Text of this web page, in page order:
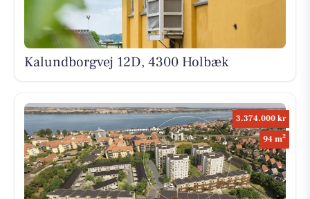
Kalundborgvej 12D, 4300 Holbæk
3.374.000 kr
94 m2